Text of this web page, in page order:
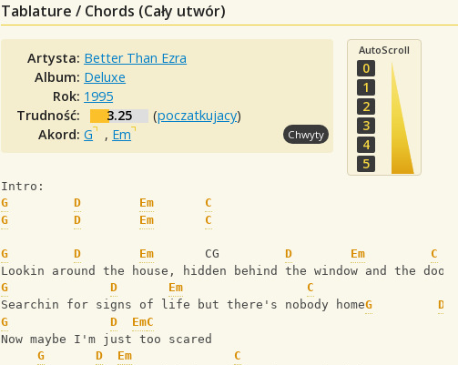
Tablature / Chords (Cały utwór)
Artysta: Better Than Ezra
Album: Deluxe
Rok: 1995
Trudność:
3.25 (poczatkujacy)
Akord:G , Em Chwyty
AutoScroll
0
1
2
3
4
5
Intro:
G
D Em
C
G
D Em C
G D Em
       CG
D Em
C
Lookin around the house, hidden behind the window and the door
G
D Em
C
Searchin for signs of life but there's nobody homeG D
G
D EmC
Now maybe I'm just too scared
G
D Em
C